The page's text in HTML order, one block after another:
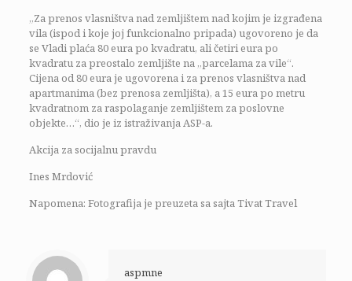
„Za prenos vlasništva nad zemljištem nad kojim je izgrađena
vila (ispod i koje joj funkcionalno pripada) ugovoreno je da
se Vladi plaća 80 eura po kvadratu, ali četiri eura po
kvadratu za preostalo zemljište na „parcelama za vile“.
Cijena od 80 eura je ugovorena i za prenos vlasništva nad
apartmanima (bez prenosa zemljišta), a 15 eura po metru
kvadratnom za raspolaganje zemljištem za poslovne
objekte…“, dio je iz istraživanja ASP-a.
Akcija za socijalnu pravdu
Ines Mrdović
Napomena: Fotografija je preuzeta sa sajta Tivat Travel
aspmne